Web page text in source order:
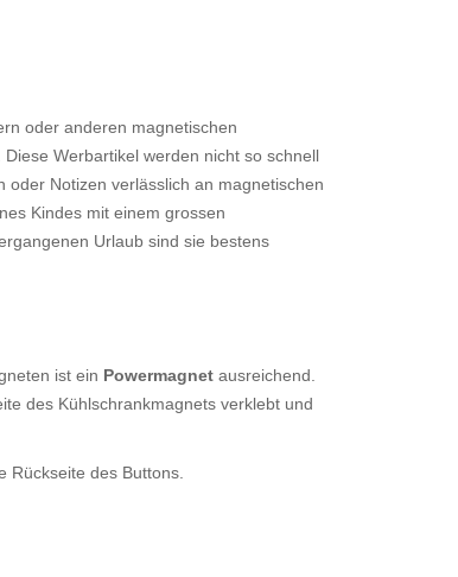
oder anderen magnetischen
Werbartikel werden nicht so schnell
Notizen verlässlich an magnetischen
Kindes mit einem grossen
Urlaub sind sie bestens
ist ein Powermagnet ausreichend.
des Kühlschrankmagnets verklebt und
Rückseite des Buttons.